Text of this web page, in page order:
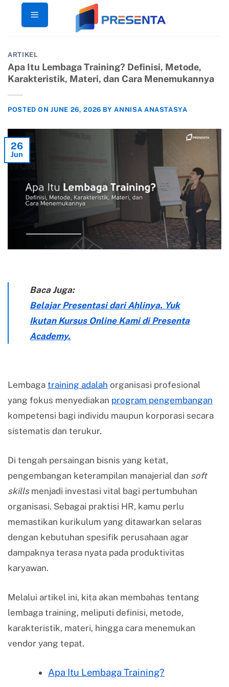
ARTIKEL
Apa Itu Lembaga Training? Definisi, Metode,
Karakteristik, Materi, dan Cara Menemukannya
POSTED ONJUNE 26, 2026 BYANNISA ANASTASYA
26
Jun
Baca Juga:
Belajar Presentasi dari Ahlinya. Yuk
Ikutan Kursus Online Kami di Presenta
Academy.
Lembaga training adalah organisasi profesional
yang fokus menyediakan program pengembangan
kompetensi bagi individu maupun korporasi secara
sistematis dan terukur.
Di tengah persaingan bisnis yang ketat,
pengembangan keterampilan manajerial dan soft
skillsmenjadi investasi vital bagi pertumbuhan
organisasi. Sebagai praktisi HR, kamu perlu
memastikan kurikulum yang ditawarkan selaras
dengan kebutuhan spesifik perusahaan agar
dampaknya terasa nyata pada produktivitas
karyawan.
Melalui artikel ini, kita akan membahas tentang
lembaga training, meliputi definisi, metode,
karakteristik, materi, hingga cara menemukan
vendor yang tepat.
Apa Itu Lembaga Training?